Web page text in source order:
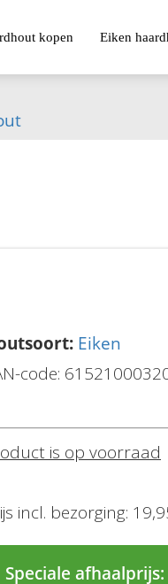
kopen Eiken
Eiken
code:
is op voorraad
incl. bezorging:
Speciale afhaalprijs: